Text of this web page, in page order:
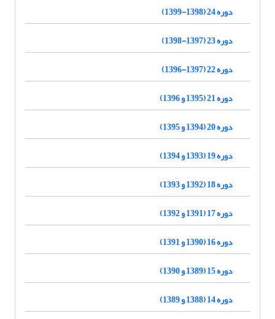
دوره 24 (1398-1399)
دوره 23 (1397-1398)
دوره 22 (1397-1396)
دوره 21 (1395 و 1396)
دوره 20 (1394 و 1395)
دوره 19 (1393 و 1394)
دوره 18 (1392 و 1393)
دوره 17 (1391 و 1392)
دوره 16 (1390 و 1391)
دوره 15 (1389 و 1390)
دوره 14 (1388 و 1389)